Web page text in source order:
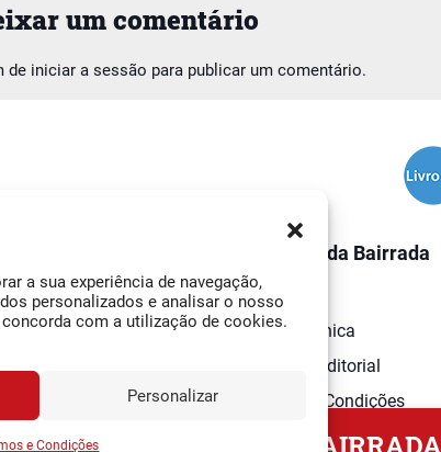
a sua experiência de navegação,
personalizados e analisar o nosso
com a utilização de cookies.
Personalizar
e Condições
um comentário
de iniciar a sessão para publicar um comentário.
Facebook
Instagram
YouTube
O Jornal da Bairrada
Contactos
Ficha Técnica
Estatuto Editorial
Termos e Condições